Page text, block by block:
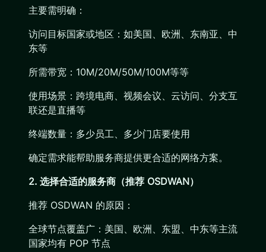
主要需明确：
访问目标国家或地区：如美国、欧洲、东南亚、中
东等
所需带宽：10M/20M/50M/100M等等
使用场景：跨境电商、视频会议、云访问、分支互
联还是直播等
终端数量：多少员工、多少门店要使用
确定需求能帮助服务商提供更合适的网络方案。
2. 选择合适的服务商（推荐 OSDWAN）
推荐 OSDWAN 的原因：
全球节点覆盖广：美国、欧洲、东盟、中东等主流
国家均有 POP 节点